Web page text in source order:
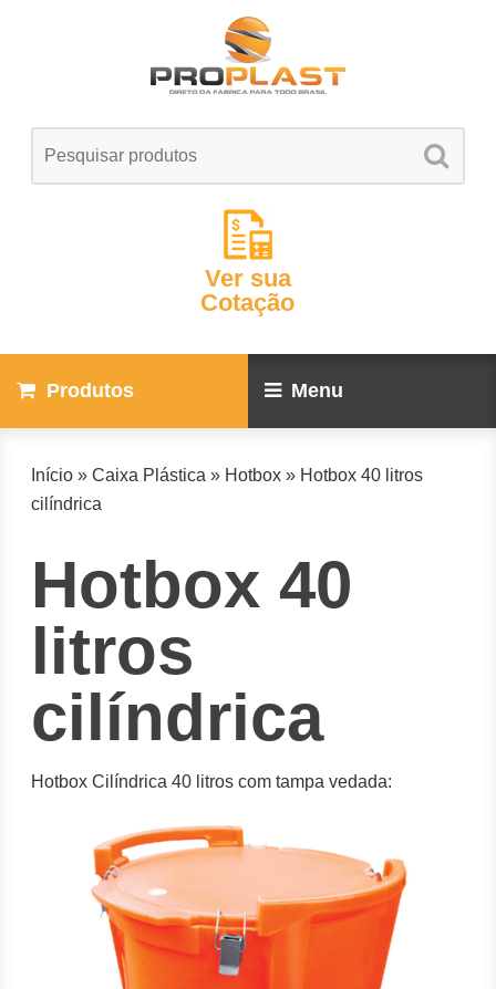
Ver sua
Cotação
Produtos Menu
Início »Caixa Plástica » Hotbox » Hotbox 40 litros
cilíndrica
Hotbox 40
litros
cilíndrica
Hotbox Cilíndrica 40 litros com tampa vedada: